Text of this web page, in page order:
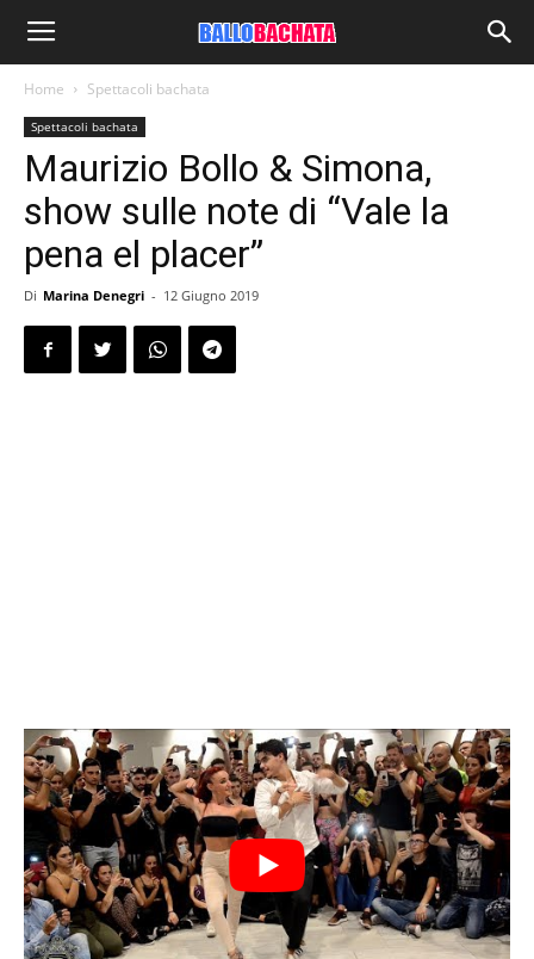
Home Spettacoli bachata
Spettacoli bachata
Maurizio Bollo & Simona,
show sulle note di “Vale la
pena el placer”
Di Marina Denegri - 12 Giugno 2019